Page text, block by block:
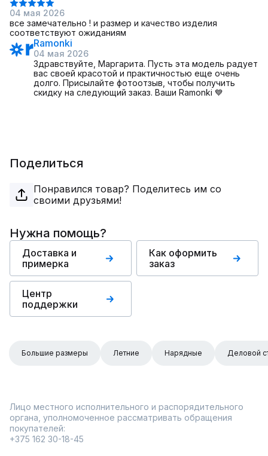
04 мая 2026
все замечательно ! и размер и качество изделия
соответствуют ожиданиям
Ramonki
04 мая 2026
Здравствуйте, Маргарита. Пусть эта модель радует
вас своей красотой и практичностью еще очень
долго. Присылайте фотоотзыв, чтобы получить
скидку на следующий заказ. Ваши Ramonki 💙
Поделиться
Понравился товар? Поделитесь им со
своими друзьями!
Нужна помощь?
Доставка и
примерка
Как оформить
заказ
Центр
поддержки
Большие размеры Летние Нарядные Деловой
Лицо местного исполнительного и распорядительного
органа, уполномоченное рассматривать обращения
покупателей:
+375 162 30-18-45